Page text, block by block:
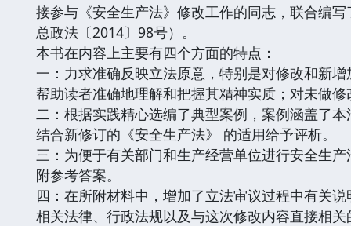
接参与《安全生产法》修改工作的同志，联合编
总政法〔2014〕98号）。
本书在内容上主要有四个方面的特点：
一：力求准确反映立法原意，特别是对修改和新
帮助读者准确地理解和把握其精神实质；对未做
二：根据实践精心选编了典型案例，案例涵盖了
结合新修订的《安全生产法》 的适用给予评析。
三：为便于有关部门和生产经营单位进行安全生
附参考答案。
四：在所附材料中，增加了立法审议过程中有关
相关法律、行政法规以及与这次修改内容直接相